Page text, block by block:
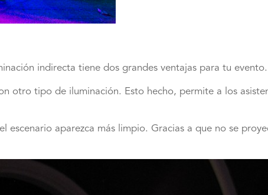
indirecta tiene dos grandes ventajas para tu evento.
otro tipo de iluminación. Esto hecho, permite a los
escenario aparezca más limpio. Gracias a que no se